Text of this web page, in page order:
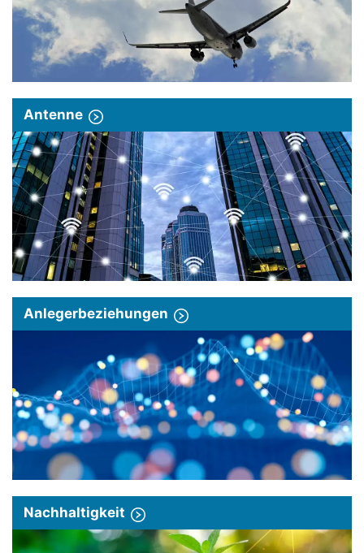
Antenne
Anlegerbeziehungen
Nachhaltigkeit